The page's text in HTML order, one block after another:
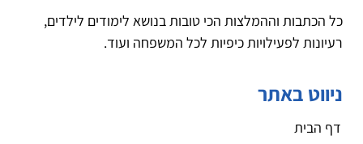
כל הכתבות וההמלצות הכי טובות בנושא לימודים לילדים,
רעיונות לפעילויות כיפיות לכל המשפחה ועוד.
ניווט באתר
דף הבית